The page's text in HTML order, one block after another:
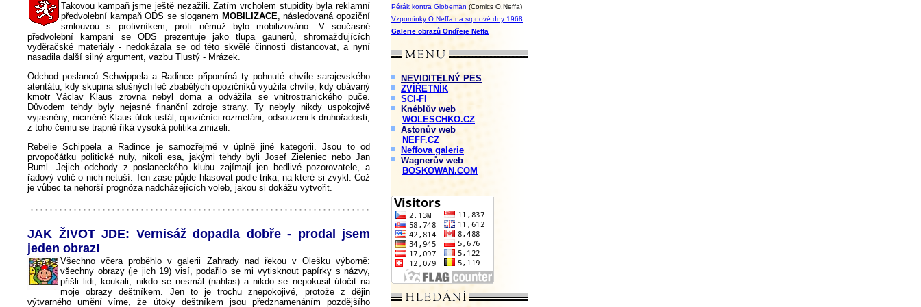
Pérák kontra Globeman (Comics O.Neffa)
Vzpomínky O.Neffa na srpnové dny 1968
Galerie obrazů Ondřeje Neffa
NEVIDITELNÝ PES
ZVÍŘETNÍK
SCI-FI
Knéblův web
WOLESCHKO.CZ
Astonův web
NEFF.CZ
Neffova galerie
Wagnerův web
BOSKOWAN.COM
Takovou kampaň jsme ještě nezažili. Zatím vrcholem stupidity byla reklamní
předvolební kampaň ODS se sloganem MOBILIZACE, následovaná opoziční
smlouvou s protivníkem, proti němuž bylo mobilizováno. V současné
předvolební kampani se ODS prezentuje jako tlupa gaunerů, shromažďujících
vyděračské materiály - nedokázala se od této skvělé činnosti distancovat, a nyní
nasadila další silný argument, vazbu Tlustý - Mrázek.
Odchod poslanců Schwippela a Radince připomíná ty pohnuté chvíle sarajevského
atentátu, kdy skupina slušných leč zbabělých opozičníků využila chvíle, kdy obávaný
kmotr Václav Klaus zrovna nebyl doma a odvážila se vnitrostranického puče.
Důvodem tehdy byly nejasné finanční zdroje strany. Ty nebyly nikdy uspokojivě
vyjasněny, nicméně Klaus útok ustál, opozičníci rozmetáni, odsouzeni k druhořadosti,
z toho čemu se trapně říká vysoká politika zmizeli.
Rebelie Schippela a Radince je samozřejmě v úplně jiné kategorii. Jsou to od
prvopočátku politické nuly, nikoli esa, jakými tehdy byli Josef Zieleniec nebo Jan
Ruml. Jejich odchody z poslaneckého klubu zajímají jen bedlivé pozorovatele, a
řadový volič o nich netuší. Ten zase půjde hlasovat podle trika, na které si zvykl. Což
je vůbec ta nehorší prognóza nadcházejících voleb, jakou si dokážu vytvořit.
JAK ŽIVOT JDE: Vernisáž dopadla dobře - prodal jsem
jeden obraz!
Všechno včera proběhlo v galerii Zahrady nad řekou v Olešku výborně:
všechny obrazy (je jich 19) visí, podařilo se mi vytisknout papírky s názvy,
přišli lidi, koukali, nikdo se nesmál (nahlas) a nikdo se nepokusil útočit na
moje obrazy deštníkem. Jen to je trochu znepokojivé, protože z dějin
výtvarného umění víme, že útoky deštníkem jsou předznamenáním pozdějšího